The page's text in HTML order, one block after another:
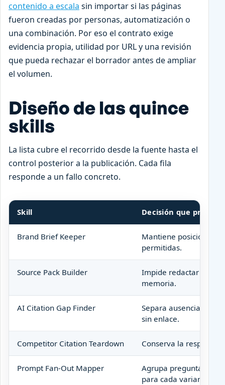
contenido a escala sin importar si las páginas
fueron creadas por personas, automatización o
una combinación. Por eso el contrato exige
evidencia propia, utilidad por URL y una revisión
que pueda rechazar el borrador antes de ampliar
el volumen.
Diseño de las quince
skills
La lista cubre el recorrido desde la fuente hasta el
control posterior a la publicación. Cada fila
responde a un fallo concreto.
Skill Decisión que protege
Brand Brief Keeper
Mantiene
permitidas.
Source Pack Builder
Impide redactar
memoria.
AI Citation Gap Finder
Separa ausencia de
sin enlace.
Competitor Citation Teardown Conserva la
Prompt Fan-Out Mapper
Agrupa preguntas
para cada variante.